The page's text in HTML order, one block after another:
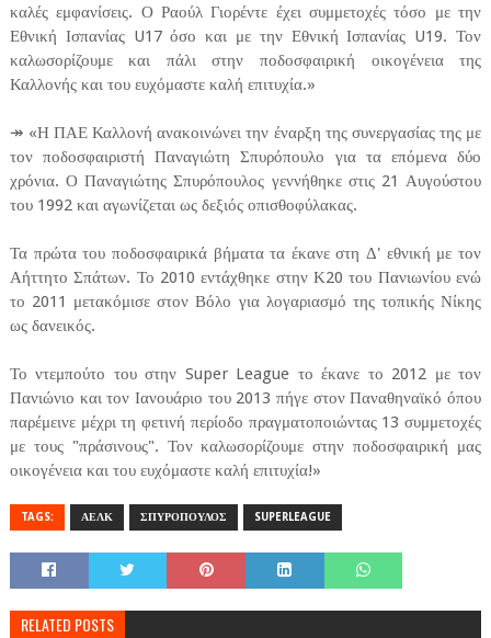
καλές εμφανίσεις. Ο Ραούλ Γιορέντε έχει συμμετοχές τόσο με την
Εθνική Ισπανίας U17 όσο και με την Εθνική Ισπανίας U19. Τον
καλωσορίζουμε και πάλι στην ποδοσφαιρική οικογένεια της
Καλλονής και του ευχόμαστε καλή επιτυχία.»
↠ «Η ΠΑΕ Καλλονή ανακοινώνει την έναρξη της συνεργασίας της με
τον ποδοσφαιριστή Παναγιώτη Σπυρόπουλο για τα επόμενα δύο
χρόνια. Ο Παναγιώτης Σπυρόπουλος γεννήθηκε στις 21 Αυγούστου
του 1992 και αγωνίζεται ως δεξιός οπισθοφύλακας.
Τα πρώτα του ποδοσφαιρικά βήματα τα έκανε στη Δ' εθνική με τον
Αήττητο Σπάτων. Το 2010 εντάχθηκε στην Κ20 του Πανιωνίου ενώ
το 2011 μετακόμισε στον Βόλο για λογαριασμό της τοπικής Νίκης
ως δανεικός.
Το ντεμπούτο του στην Super League το έκανε το 2012 με τον
Πανιώνιο και τον Ιανουάριο του 2013 πήγε στον Παναθηναϊκό όπου
παρέμεινε μέχρι τη φετινή περίοδο πραγματοποιώντας 13 συμμετοχές
με τους "πράσινους". Τον καλωσορίζουμε στην ποδοσφαιρική μας
οικογένεια και του ευχόμαστε καλή επιτυχία!»
TAGS: ΑΕΛΚ ΣΠΥΡΟΠΟΥΛΟΣ SUPERLEAGUE
RELATED POSTS